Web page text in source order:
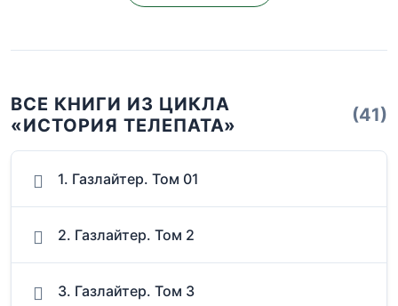
ВСЕ КНИГИ ИЗ ЦИКЛА
«ИСТОРИЯ ТЕЛЕПАТА»
(41)
1. Газлайтер. Том 01
2. Газлайтер. Том 2
3. Газлайтер. Том 3